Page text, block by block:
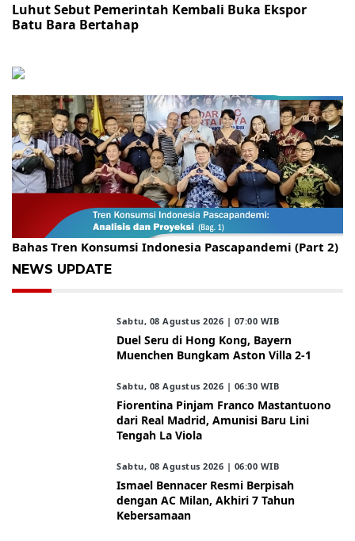
Luhut Sebut Pemerintah Kembali Buka Ekspor
Batu Bara Bertahap
Gelar Kopdar, KBC Jakarta Raya Hadirkan Pakar Ritel
Bahas Tren Konsumsi Indonesia Pascapandemi (Part 2)
NEWS UPDATE
Sabtu, 08 Agustus 2026 | 07:00 WIB
Duel Seru di Hong Kong, Bayern
Muenchen Bungkam Aston Villa 2-1
Sabtu, 08 Agustus 2026 | 06:30 WIB
Fiorentina Pinjam Franco Mastantuono
dari Real Madrid, Amunisi Baru Lini
Tengah La Viola
Sabtu, 08 Agustus 2026 | 06:00 WIB
Ismael Bennacer Resmi Berpisah
dengan AC Milan, Akhiri 7 Tahun
Kebersamaan